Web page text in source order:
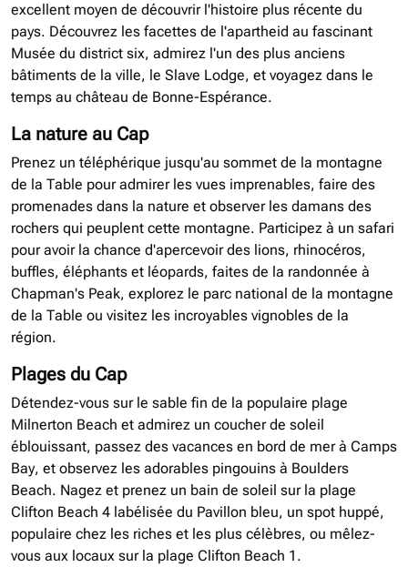
excellent moyen de découvrir l'histoire plus récente du
pays. Découvrez les facettes de l'apartheid au fascinant
Musée du district six, admirez l'un des plus anciens
bâtiments de la ville, le Slave Lodge, et voyagez dans le
temps au château de Bonne-Espérance.
La nature au Cap
Prenez un téléphérique jusqu'au sommet de la montagne
de la Table pour admirer les vues imprenables, faire des
promenades dans la nature et observer les damans des
rochers qui peuplent cette montagne. Participez à un safari
pour avoir la chance d'apercevoir des lions, rhinocéros,
buffles, éléphants et léopards, faites de la randonnée à
Chapman's Peak, explorez le parc national de la montagne
de la Table ou visitez les incroyables vignobles de la
région.
Plages du Cap
Détendez-vous sur le sable fin de la populaire plage
Milnerton Beach et admirez un coucher de soleil
éblouissant, passez des vacances en bord de mer à Camps
Bay, et observez les adorables pingouins à Boulders
Beach. Nagez et prenez un bain de soleil sur la plage
Clifton Beach 4 labélisée du Pavillon bleu, un spot huppé,
populaire chez les riches et les plus célèbres, ou mêlez-
vous aux locaux sur la plage Clifton Beach 1.